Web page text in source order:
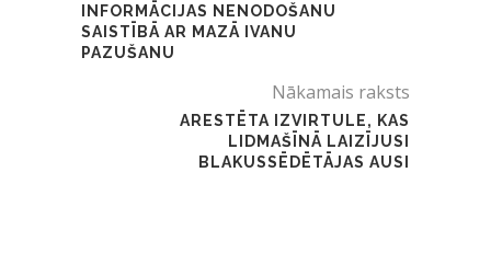
INFORMĀCIJAS NENODOŠANU
SAISTĪBĀ AR MAZĀ IVANU
PAZUŠANU
Nākamais raksts
ARESTĒTA IZVIRTULE, KAS
LIDMAŠĪNĀ LAIZĪJUSI
BLAKUSSĒDĒTĀJAS AUSI